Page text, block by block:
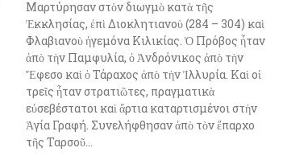
Μαρτύρησαν στὸν διωγμὸ κατὰ τῆς
Ἐκκλησίας, ἐπὶ Διοκλητιανοὺ (284 – 304) καὶ
Φλαβιανοὺ ἡγεμόνα Κιλικίας. Ὁ Πρόβος ἦταν
ἀπὸ τὴν Παμφυλία, ὁ Ἀνδρόνικος ἀπὸ τὴν
Ἔφεσο καὶ ὁ Τάραχος ἀπὸ τὴν Ἰλλυρία. Καὶ οἱ
τρεῖς ἦταν στρατιῶτες, πραγματικὰ
εὐσεβέστατοι καὶ ἄρτια καταρτισμένοι στὴν
Ἁγία Γραφή. Συνελήφθησαν ἀπὸ τὸν ἔπαρχο
τῆς Ταρσοῦ...